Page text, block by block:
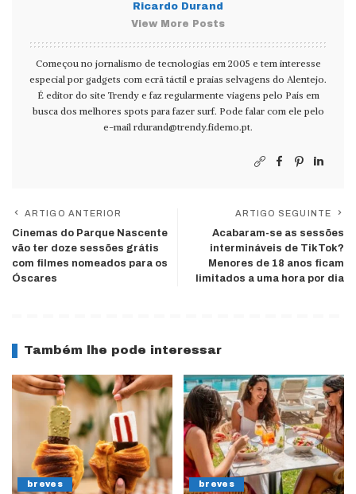
Ricardo Durand
View More Posts
Começou no jornalismo de tecnologias em 2005 e tem interesse
especial por gadgets com ecrã táctil e praias selvagens do Alentejo.
É editor do site Trendy e faz regularmente viagens pelo País em
busca dos melhores spots para fazer surf. Pode falar com ele pelo
e-mail rdurand@trendy.fidemo.pt.
ARTIGO ANTERIOR
Cinemas do Parque Nascente
vão ter doze sessões grátis
com filmes nomeados para os
Óscares
ARTIGO SEGUINTE
Acabaram-se as sessões
intermináveis de TikTok?
Menores de 18 anos ficam
limitados a uma hora por dia
Também lhe pode interessar
breves breves